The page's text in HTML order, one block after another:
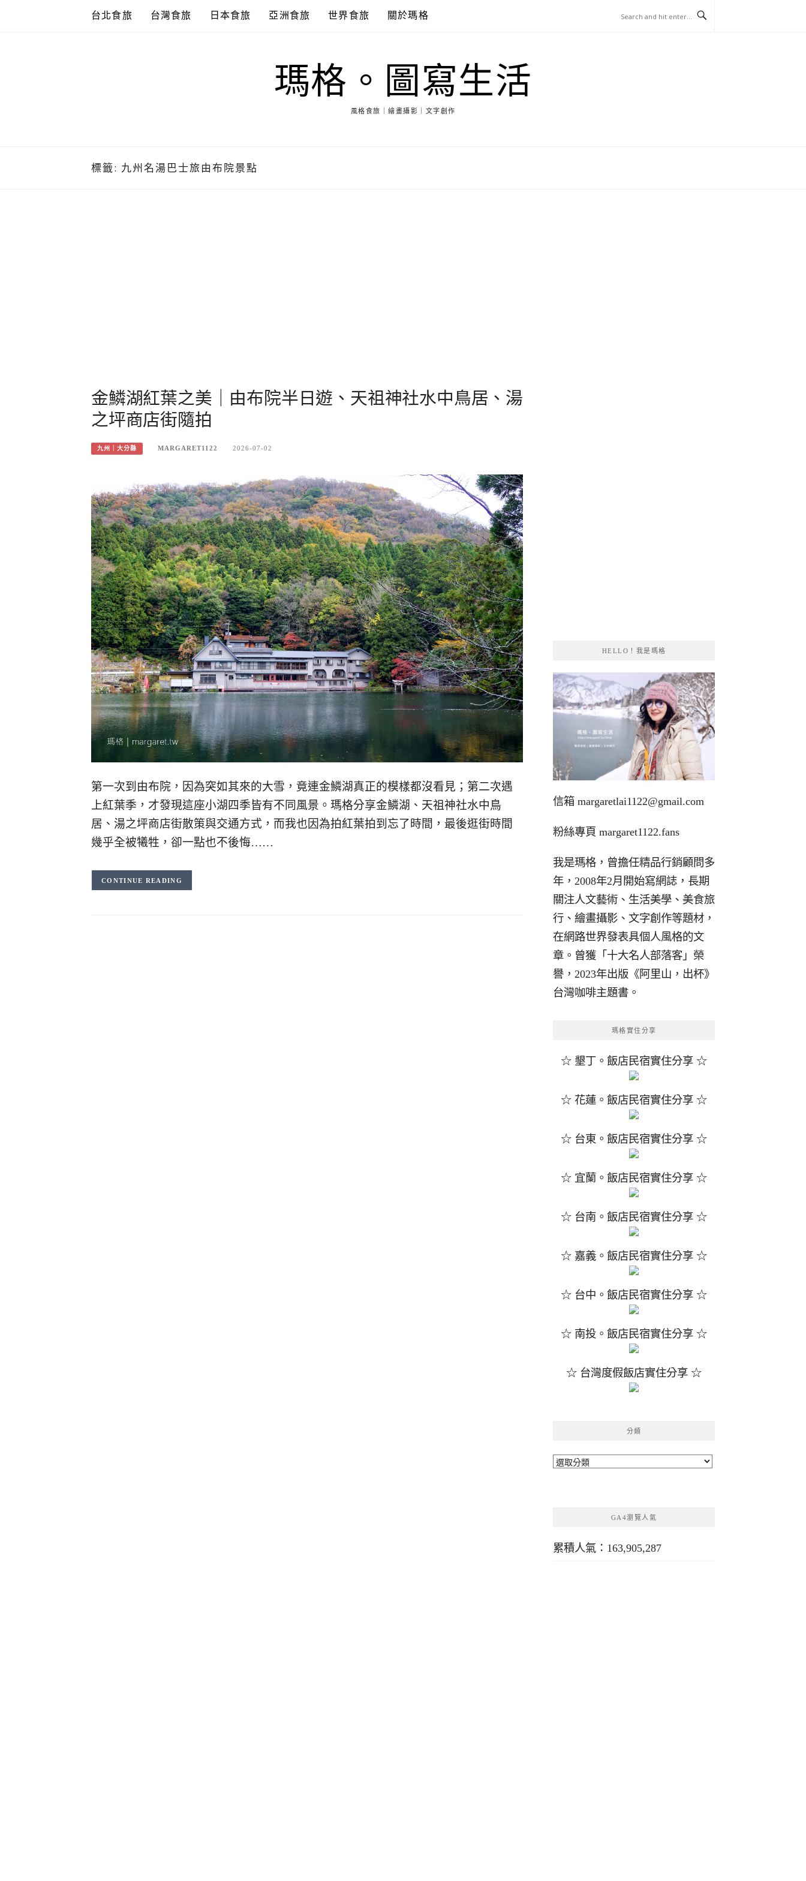
台北食旅 台灣食旅 日本食旅 亞洲食旅 世界食旅 關於瑪格
瑪格。圖寫生活
風格食旅｜繪畫攝影｜文字創作
標籤: 九州名湯巴士旅由布院景點
金鱗湖紅葉之美｜由布院半日遊、天祖神社水中鳥居、湯
之坪商店街隨拍
九州｜大分縣 MARGARET1122 2026-07-02
第一次到由布院，因為突如其來的大雪，竟連金鱗湖真正的模樣都沒看見；第二次遇
上紅葉季，才發現這座小湖四季皆有不同風景。瑪格分享金鱗湖、天祖神社水中鳥
居、湯之坪商店街散策與交通方式，而我也因為拍紅葉拍到忘了時間，最後逛街時間
幾乎全被犧牲，卻一點也不後悔……
CONTINUE READING
HELLO！我是瑪格
信箱 margaretlai1122@gmail.com
粉絲專頁 margaret1122.fans
我是瑪格，曾擔任精品行銷顧問多
年，2008年2月開始寫網誌，長期
關注人文藝術、生活美學、美食旅
行、繪畫攝影、文字創作等題材，
在網路世界發表具個人風格的文
章。曾獲「十大名人部落客」榮
譽，2023年出版《阿里山，出杯》
台灣咖啡主題書。
瑪格實住分享
☆ 墾丁。飯店民宿實住分享 ☆
☆ 花蓮。飯店民宿實住分享 ☆
☆ 台東。飯店民宿實住分享 ☆
☆ 宜蘭。飯店民宿實住分享 ☆
☆ 台南。飯店民宿實住分享 ☆
☆ 嘉義。飯店民宿實住分享 ☆
☆ 台中。飯店民宿實住分享 ☆
☆ 南投。飯店民宿實住分享 ☆
☆ 台灣度假飯店實住分享 ☆
分類
分
GA4瀏覽人氣
累積人氣：163,905,287